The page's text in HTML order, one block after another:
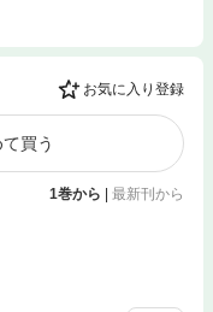
お気に入り登録
買う
1巻から 最新刊から